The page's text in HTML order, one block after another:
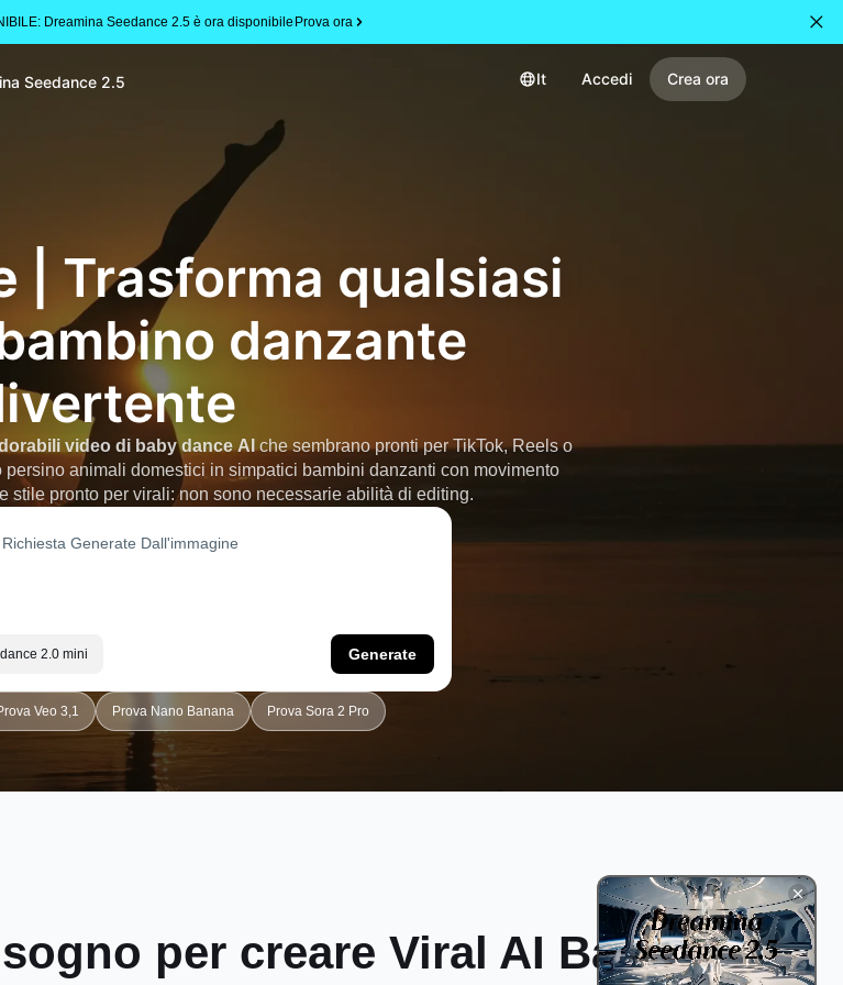
Dreamina Seedance 2.5 è ora disponibileProva ora
Seedance 2.5 It Accedi Crea ora
| Trasforma qualsiasi
danzante
video di baby dance AIche sembrano pronti per TikTok, Reels o
animali domestici in simpatici bambini danzanti con movimento
stile pronto per virali: non sono necessarie abilità di editing.
2.0 mini Generate
Veo 3,1 Prova Nano Banana Prova Sora 2 Pro
per creare Viral AI Baby